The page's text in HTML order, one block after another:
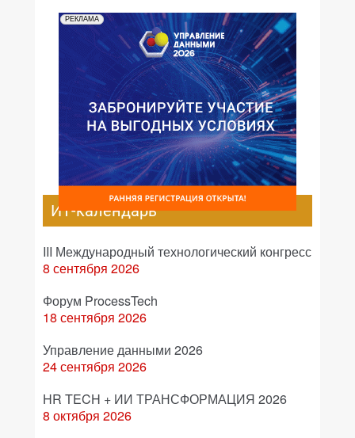
РЕКЛАМА
ИТ-календарь
III Международный технологический конгресс
8 сентября 2026
Форум ProcessTech
18 сентября 2026
Управление данными 2026
24 сентября 2026
HR TECH + ИИ ТРАНСФОРМАЦИЯ 2026
8 октября 2026